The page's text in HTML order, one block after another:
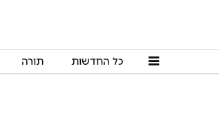
כל החדשות תורה